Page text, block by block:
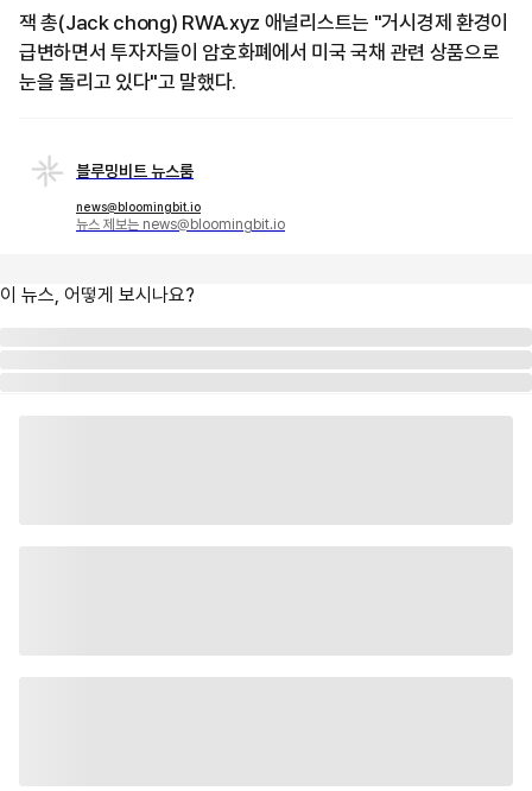
잭 총(Jack chong) RWA.xyz 애널리스트는 "거시경제 환경이
급변하면서 투자자들이 암호화폐에서 미국 국채 관련 상품으로
눈을 돌리고 있다"고 말했다.
블루밍비트 뉴스룸
news@bloomingbit.io
뉴스 제보는 news@bloomingbit.io
이 뉴스, 어떻게 보시나요?